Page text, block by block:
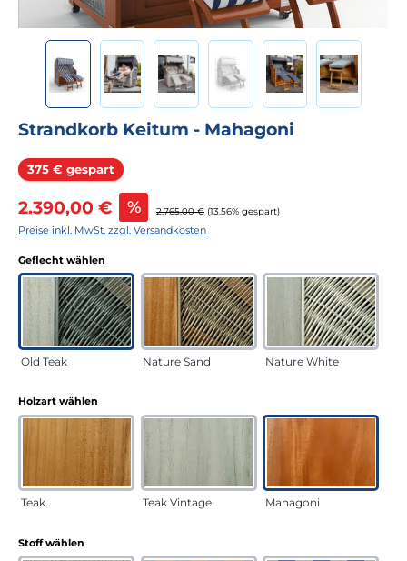
Strandkorb Keitum - Mahagoni
375 € gespart Rabatt
Verkaufspreis:
2.390,00 € % Regulärer Preis:
2.765,00 € (13.56% gespart)
Preise inkl. MwSt. zzgl. Versandkosten
Geflecht wählen
Old Teak Nature Sand Nature White
Holzart wählen
Teak Teak Vintage Mahagoni
Stoff wählen